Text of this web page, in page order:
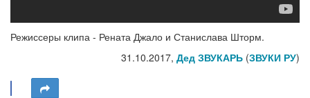
Режиссеры клипа - Рената Джало и Станислава Шторм.
31.10.2017, Дед ЗВУКАРЬ (ЗВУКИ РУ)